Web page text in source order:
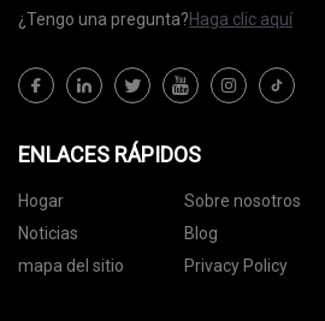
¿Tengo una pregunta?Haga clic aquí
ENLACES RÁPIDOS
Hogar Sobre nosotros
Noticias
Blog
mapa del sitio
Privacy Policy